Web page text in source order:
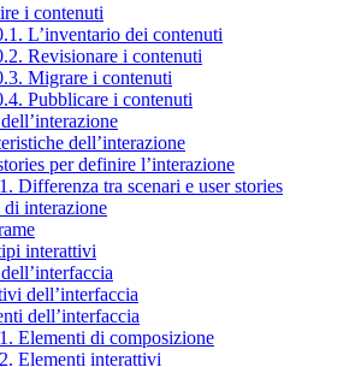
i contenuti
L’inventario dei contenuti
Revisionare i contenuti
Migrare i contenuti
Pubblicare i contenuti
dell’interazione
per definire l’interazione
Differenza tra scenari e user stories
di interazione
interattivi
dell’interfaccia
dell’interfaccia
Elementi di composizione
Elementi interattivi